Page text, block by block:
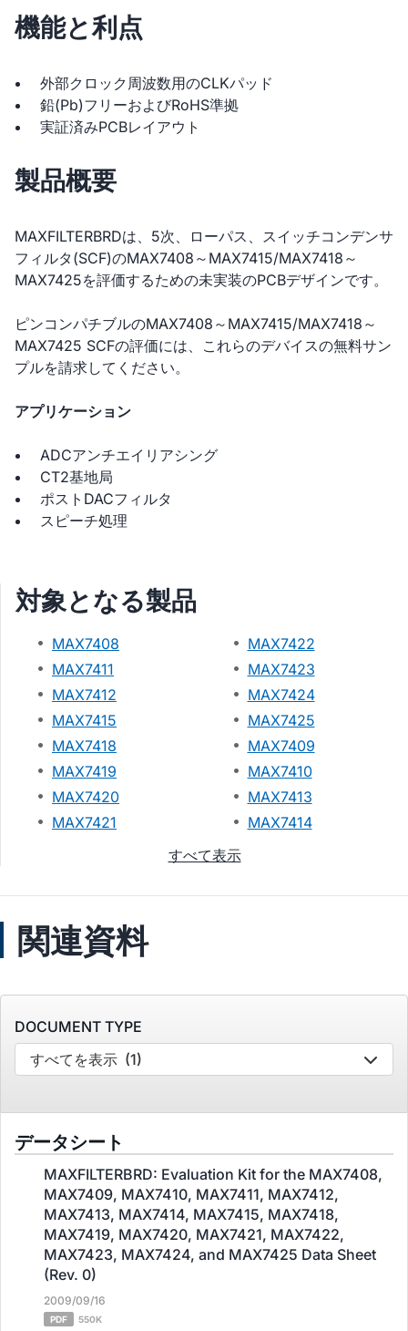
機能と利点
外部クロック周波数用のCLKパッド
鉛(Pb)フリーおよびRoHS準拠
実証済みPCBレイアウト
製品概要
MAXFILTERBRDは、5次、ローパス、スイッチコンデンサ
フィルタ(SCF)のMAX7408～MAX7415/MAX7418～
MAX7425を評価するための未実装のPCBデザインです。
ピンコンパチブルのMAX7408～MAX7415/MAX7418～
MAX7425 SCFの評価には、これらのデバイスの無料サン
プルを請求してください。
アプリケーション
ADCアンチエイリアシング
CT2基地局
ポストDACフィルタ
スピーチ処理
対象となる製品
MAX7408
MAX7411
MAX7412
MAX7415
MAX7418
MAX7419
MAX7420
MAX7421
MAX7422
MAX7423
MAX7424
MAX7425
MAX7409
MAX7410
MAX7413
MAX7414
すべて表示
関連資料
DOCUMENT TYPE
すべてを表示 (1)
データシート
MAXFILTERBRD: Evaluation Kit for the MAX7408,
MAX7409, MAX7410, MAX7411, MAX7412,
MAX7413, MAX7414, MAX7415, MAX7418,
MAX7419, MAX7420, MAX7421, MAX7422,
MAX7423, MAX7424, and MAX7425 Data Sheet
(Rev. 0)
2009/09/16
PDF 550K